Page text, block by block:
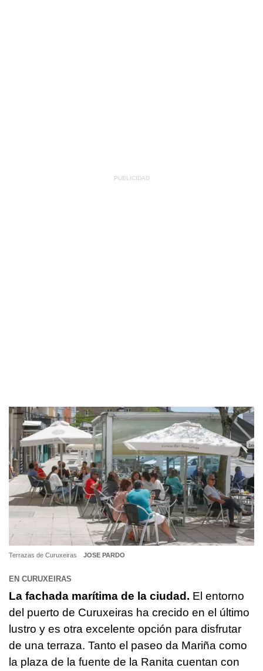
Terrazas de Curuxeiras JOSE PARDO
EN CURUXEIRAS
La fachada marítima de la ciudad. El entorno
del puerto de Curuxeiras ha crecido en el último
lustro y es otra excelente opción para disfrutar
de una terraza. Tanto el paseo da Mariña como
la plaza de la fuente de la Ranita cuentan con